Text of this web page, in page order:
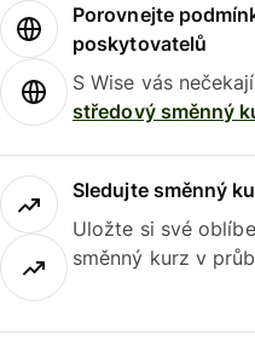
Porovnejte
poskytovatelů
S Wise vás
středový směnný
Sledujte směnný
Uložte si své
směnný kurz v